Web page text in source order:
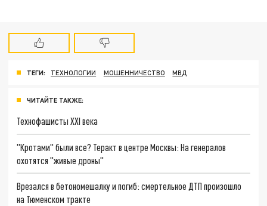
ТЕГИ: ТЕХНОЛОГИИ МОШЕННИЧЕСТВО МВД
ЧИТАЙТЕ ТАКЖЕ:
Технофашисты XXI века
"Кротами" были все? Теракт в центре Москвы: На генералов
охотятся "живые дроны"
Врезался в бетономешалку и погиб: смертельное ДТП произошло
на Тюменском тракте